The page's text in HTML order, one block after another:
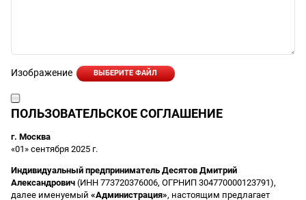
Изображение ВЫБЕРИТЕ ФАЙЛ
ПОЛЬЗОВАТЕЛЬСКОЕ СОГЛАШЕНИЕ
г. Москва
«01» сентября 2025 г.
Индивидуальный предприниматель Десятов Дмитрий
Александрович (ИНН 773720376006, ОГРНИП 304770000123791),
далее именуемый «Администрация», настоящим предлагает